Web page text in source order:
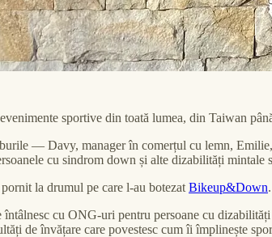
sportive din toată lumea, din Taiwan
— Davy, manager în comerțul cu lemn,
cu sindrom down și alte dizabilități
la drumul pe care l-au botezat Bikeup&Down
cu ONG-uri pentru persoane cu
de învățare care povestesc cum îi împlinește